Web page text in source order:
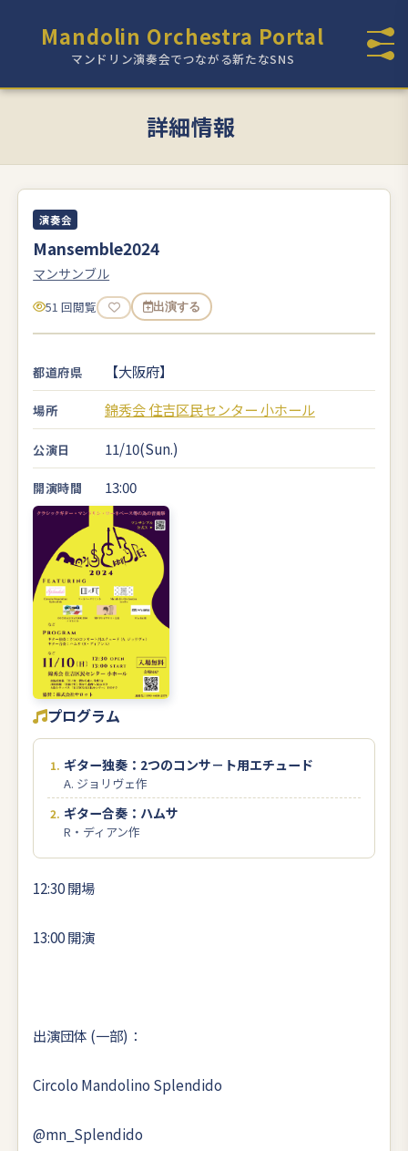
Mandolin Orchestra Portal
マンドリン演奏会でつながる新たなSNS
詳細情報
演奏会
Mansemble2024
マンサンブル
51 回閲覧 出演する
都道府県 【大阪府】
場所 錦秀会 住吉区民センター 小ホール
公演日 11/10(Sun.)
開演時間 13:00
プログラム
ギター独奏：2つのコンサ－ト用エチュード
A. ジョリヴェ作
ギター合奏：ハムサ
R・ディアン作
12:30 開場
13:00 開演
出演団体 (一部)：
Circolo Mandolino Splendido
@mn_Splendido